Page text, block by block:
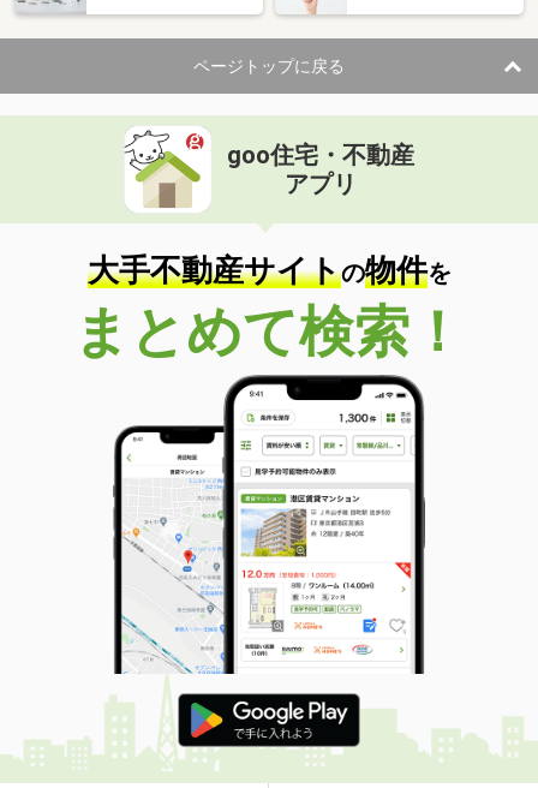
住 所
石川県金沢市黒田１丁目
専有面積 26.08m²
間取り
1K
石川県小松市矢田野町
価 格
住 所
石川県小松市矢田野町
専有面積 23.18m²
間取り
1K
石川県白山市成町
価 格
5.90万円
石川県白山市成町
23.18m²
間取り
1K
石川県金沢市彦三町１
価 格
7.55万円
住 所
石川県金沢市彦三町１
専有面積 29.44m²
間取り
ワンルーム
石川県金沢市八日市２丁目
価 格
6.70万円
住 所
石川県金沢市八日市２丁目
専有面積
ページトップに戻る
goo住宅・不動産
アプリ
大手不動産サイトの物件を
まとめて検索！